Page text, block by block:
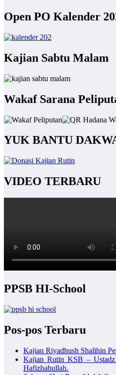
Open PO Kalender
Kajian Sabtu Malam
Wakaf Sarana
YUK BANTU
VIDEO TERBARU
PPSB HI-School
Pos-pos Terbaru
Kajian Riyadhush Shalihin
Kajian Rutin KSB –
Hafizhahullah.